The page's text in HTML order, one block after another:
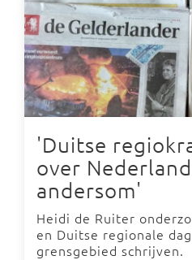
'Duitse
over
andersom'
Heidi de Ruiter
en Duitse regionale
grensgebied schrijven.